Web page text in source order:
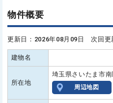
物件概要
更新日：2026年08月09日 次回更
建物名
所在地
埼玉県さいたま市
周辺地図